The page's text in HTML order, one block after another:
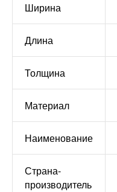
Ширина
Длина
Толщина
Материал
Наименование
Страна-
производитель